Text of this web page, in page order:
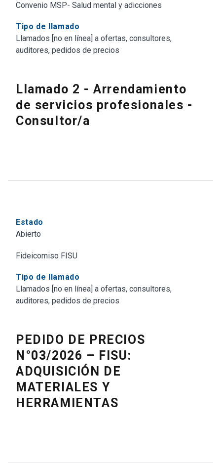
Convenio MSP- Salud mental y adicciones
Tipo de llamado
Llamados [no en línea] a ofertas, consultores,
auditores, pedidos de precios
Llamado 2 - Arrendamiento
de servicios profesionales -
Consultor/a
Estado
Abierto
Fideicomiso FISU
Tipo de llamado
Llamados [no en línea] a ofertas, consultores,
auditores, pedidos de precios
PEDIDO DE PRECIOS
N°03/2026 – FISU:
ADQUISICIÓN DE
MATERIALES Y
HERRAMIENTAS